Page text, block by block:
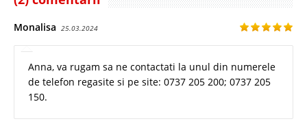
Monalisa 25.03.2024
Anna, va rugam sa ne contactati la unul din numerele
de telefon regasite si pe site: 0737 205 200; 0737 205
150.